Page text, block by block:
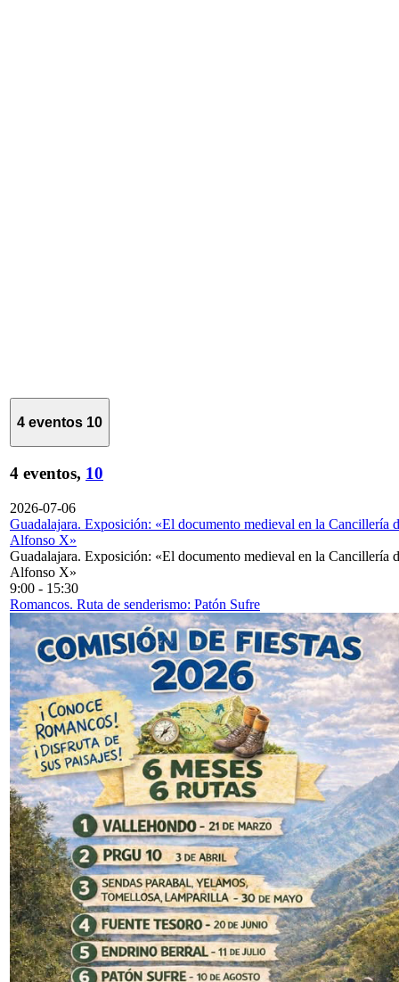
4 eventos 10
4 eventos, 10
2026-07-06
Guadalajara. Exposición: «El documento medieval en la Cancillería
Alfonso X»
Guadalajara. Exposición: «El documento medieval en la Cancillería
Alfonso X»
9:00 - 15:30
Romancos. Ruta de senderismo: Patón Sufre